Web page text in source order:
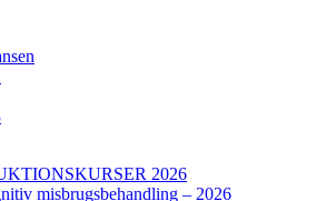
2026
misbrugsbehandling – 2026